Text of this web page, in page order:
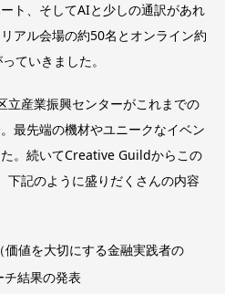
ト、そしてAIと少しの通訳があれ
アル会場の約50名とオンライン約
ていきました。
立産業振興センターがこれまでの
最先端の機材やユニークなイベン
。続いてCreative Guildからこの
下記のように盛りだくさんの内容
価値を大切にする金融実践者の
結果の発表